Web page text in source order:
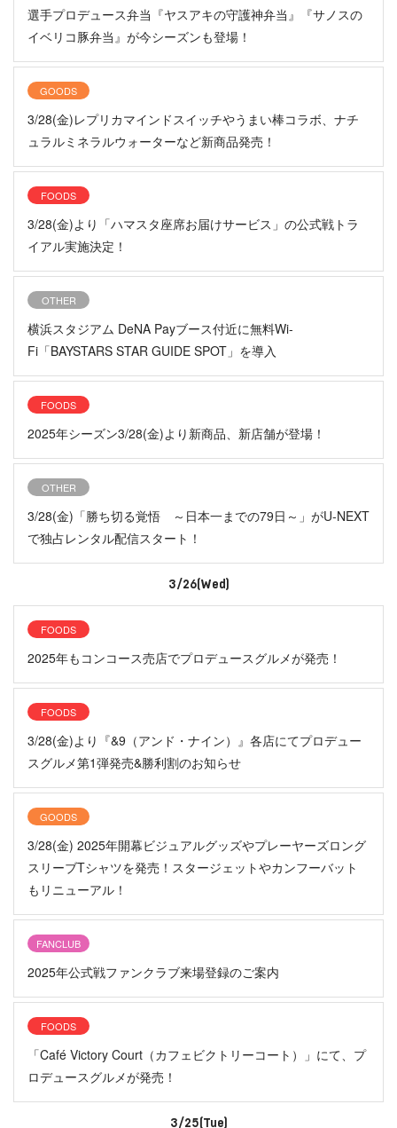
選手プロデュース弁当『ヤスアキの守護神弁当』『サノスの
イベリコ豚弁当』が今シーズンも登場！
GOODS
3/28(金)レプリカマインドスイッチやうまい棒コラボ、ナチ
ュラルミネラルウォーターなど新商品発売！
FOODS
3/28(金)より「ハマスタ座席お届けサービス」の公式戦トラ
イアル実施決定！
OTHER
横浜スタジアム DeNA Payブース付近に無料Wi-
Fi「BAYSTARS STAR GUIDE SPOT」を導入
FOODS
2025年シーズン3/28(金)より新商品、新店舗が登場！
OTHER
3/28(金)「勝ち切る覚悟 ～日本一までの79日～」がU-NEXT
で独占レンタル配信スタート！
3/26(Wed)
FOODS
2025年もコンコース売店でプロデュースグルメが発売！
FOODS
3/28(金)より『&9（アンド・ナイン）』各店にてプロデュー
スグルメ第1弾発売&勝利割のお知らせ
GOODS
3/28(金) 2025年開幕ビジュアルグッズやプレーヤーズロング
スリーブTシャツを発売！スタージェットやカンフーバット
もリニューアル！
FANCLUB
2025年公式戦ファンクラブ来場登録のご案内
FOODS
「Café Victory Court（カフェビクトリーコート）」にて、プ
ロデュースグルメが発売！
3/25(Tue)